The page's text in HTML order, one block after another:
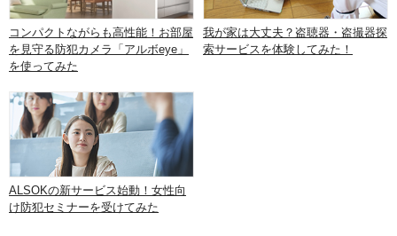
コンパクトながらも高性能！お部屋
を見守る防犯カメラ「アルボeye」
を使ってみた
我が家は大丈夫？盗聴器・盗撮器探
索サービスを体験してみた！
ALSOKの新サービス始動！女性向
け防犯セミナーを受けてみた